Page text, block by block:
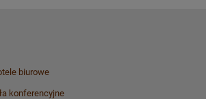
biurowe
konferencyjne